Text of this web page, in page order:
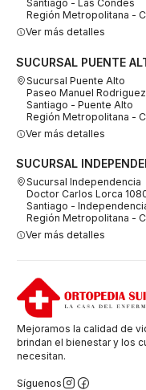
Santiago - Las Condes
Región Metropolitana -
Ver más detalles
SUCURSAL PUENTE
Sucursal Puente Alto
Paseo Manuel
Santiago - Puente Alto
Región Metropolitana -
Ver más detalles
SUCURSAL
Sucursal Independencia
Doctor Carlos Lorca
Santiago -
Región Metropolitana -
Ver más detalles
Mejoramos la calidad de
brindan el bienestar y los
necesitan.
Síguenos